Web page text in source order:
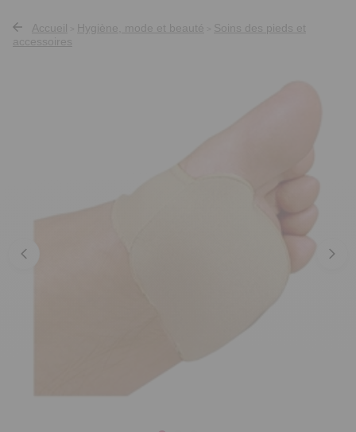
Accueil Hygiène, mode et beauté
Soins des pieds et
accessoires